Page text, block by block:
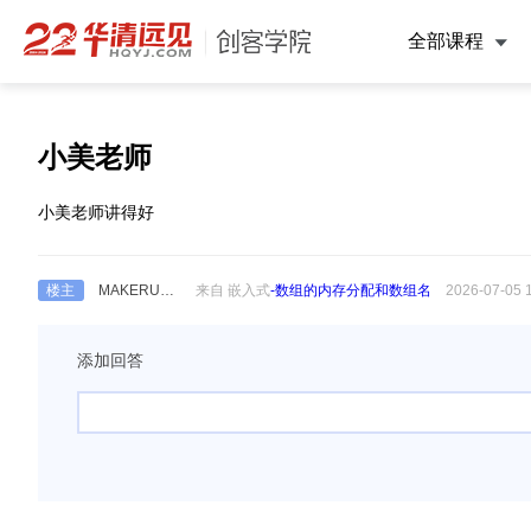
全部课程
小美老师
小美老师讲得好
楼主 MAKERU317056158 来自 嵌入式-数组的内存分配和数组名 2026-07-05
添加回答